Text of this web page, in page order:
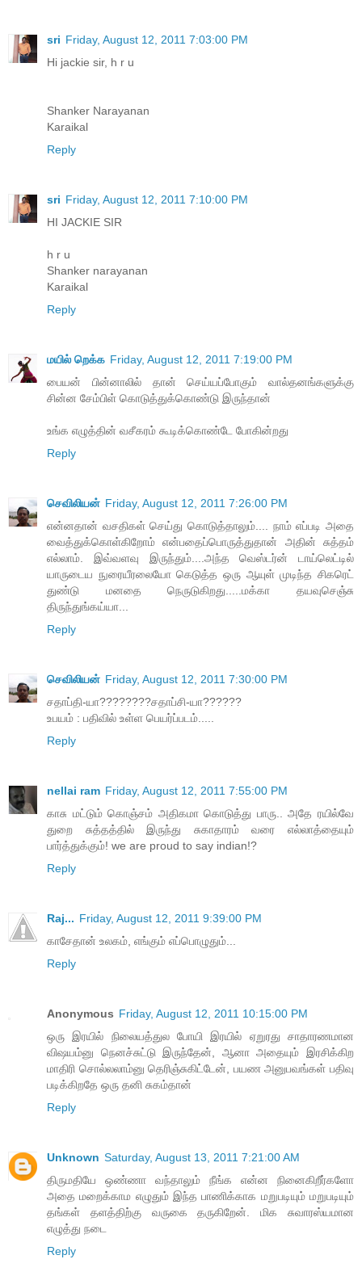
sri Friday, August 12, 2011 7:03:00 PM
Hi jackie sir, h r u
Shanker Narayanan
Karaikal
Reply
sri Friday, August 12, 2011 7:10:00 PM
HI JACKIE SIR
h r u
Shanker narayanan
Karaikal
Reply
மயில் றெக்க Friday, August 12, 2011 7:19:00 PM
பையன் பின்னாலில் தான் செய்யப்போகும் வால்தனங்களுக்கு
சின்ன சேம்பிள் கொடுத்துக்கொண்டு இருந்தான்
உங்க எழுத்தின் வசீகரம் கூடிக்கொண்டே போகின்றது
Reply
செவிலியன் Friday, August 12, 2011 7:26:00 PM
என்னதான் வசதிகள் செய்து கொடுத்தாலும்.... நாம் எப்படி அதை
வைத்துக்கொள்கிறோம் என்பதைப்பொருத்துதான் அதின் சுத்தம்
எல்லாம். இவ்வளவு இருந்தும்....அந்த வெஸ்டர்ன் டாய்லெட்டில்
யாருடைய நுரையீரலையோ கெடுத்த ஒரு ஆயுள் முடிந்த சிகரெட்
துண்டு மனதை நெருடுகிறது.....மக்கா தயவுசெஞ்சு
திருந்துங்கய்யா...
Reply
செவிலியன் Friday, August 12, 2011 7:30:00 PM
சதாப்தி-யா????????சதாப்சி-யா??????
உபயம் : பதிவில் உள்ள பெயர்ப்படம்.....
Reply
nellai ram Friday, August 12, 2011 7:55:00 PM
காசு மட்டும் கொஞ்சம் அதிகமா கொடுத்து பாரு.. அதே ரயில்வே
துறை சுத்தத்தில் இருந்து சுகாதாரம் வரை எல்லாத்தையும்
பார்த்துக்கும்! we are proud to say indian!?
Reply
Raj... Friday, August 12, 2011 9:39:00 PM
காசேதான் உலகம், எங்கும் எப்பொழுதும்...
Reply
Anonymous Friday, August 12, 2011 10:15:00 PM
ஒரு இரயில் நிலையத்துல போயி இரயில் ஏறுரது சாதாரணமான
விஷயம்னு நெனச்சுட்டு இருந்தேன், ஆனா அதையும் இரசிக்கிற
மாதிரி சொல்லலாம்னு தெரிஞ்சுகிட்டேன், பயண அனுபவங்கள் பதிவு
படிக்கிறதே ஒரு தனி சுகம்தான்
Reply
Unknown Saturday, August 13, 2011 7:21:00 AM
திருமதியே ஒண்ணா வந்தாலும் நீங்க என்ன நினைகிறீர்களோ
அதை மறைக்காம எழுதும் இந்த பாணிக்காக மறுபடியும் மறுபடியும்
தங்கள் தளத்திற்கு வருகை தருகிறேன். மிக சுவாரஸ்யமான
எழுத்து நடை
Reply